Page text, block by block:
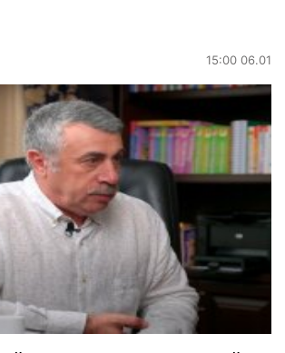
15:00 06.01